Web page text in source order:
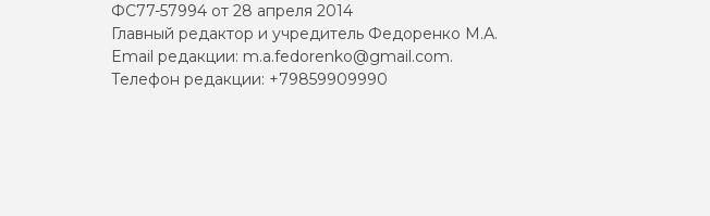
ФС77-57994 от 28 апреля 2014
Главный редактор и учредитель Федоренко М.А.
Email редакции: m.a.fedorenko@gmail.com.
Телефон редакции: +79859909990